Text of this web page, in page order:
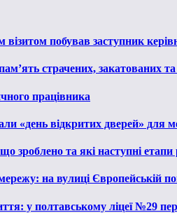
візитом побував заступник
страчених, закатованих та
працівника
«день відкритих дверей» для
зроблено та які наступні
на вулиці Європейській
у полтавському ліцеї №29